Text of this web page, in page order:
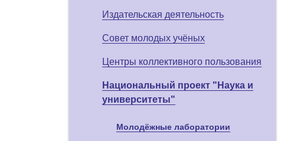
Издательская деятельность
Совет молодых учёных
Центры коллективного пользования
Национальный проект "Наука и
университеты"
Молодёжные лаборатории